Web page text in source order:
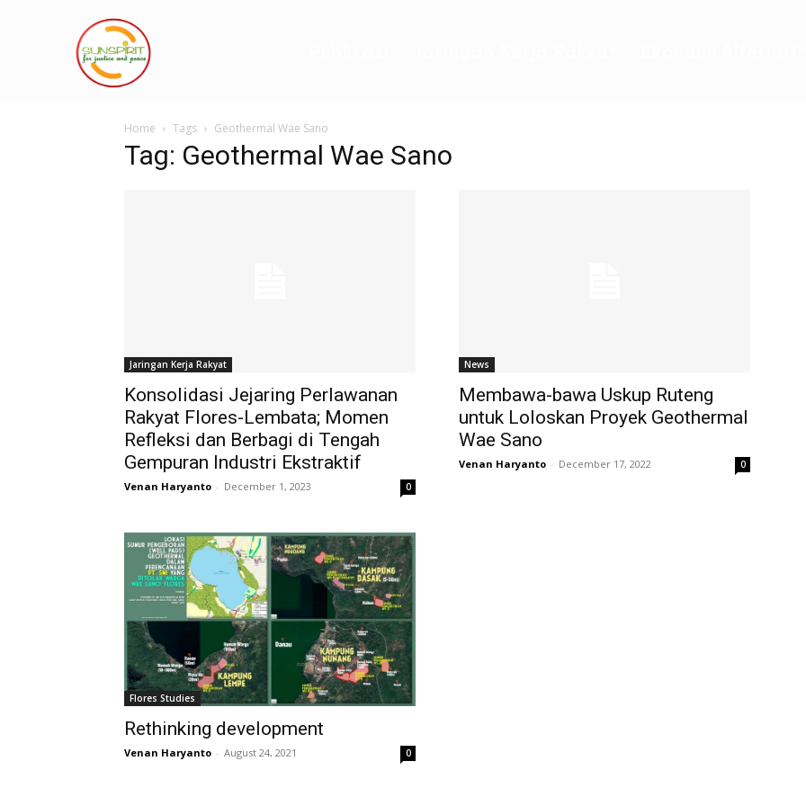
Home Tags Geothermal Wae Sano
Tag: Geothermal Wae Sano
Jaringan Kerja Rakyat
Konsolidasi Jejaring Perlawanan
Rakyat Flores-Lembata; Momen
Refleksi dan Berbagi di Tengah
Gempuran Industri Ekstraktif
Venan Haryanto - December 1, 2023 0
News
Membawa-bawa Uskup Ruteng
untuk Loloskan Proyek Geothermal
Wae Sano
Venan Haryanto - December 17, 2022 0
Flores Studies
Rethinking development
Venan Haryanto - August 24, 2021 0